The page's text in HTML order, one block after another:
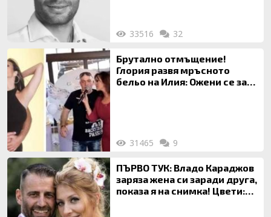
33516 32
Брутално отмъщение!
Глория развя мръсното
бельо на Илия: Ожени се за
31465 9
ПЪРВО ТУК: Владо Караджов
заряза жена си заради друга,
показа я на снимка! Цвети: